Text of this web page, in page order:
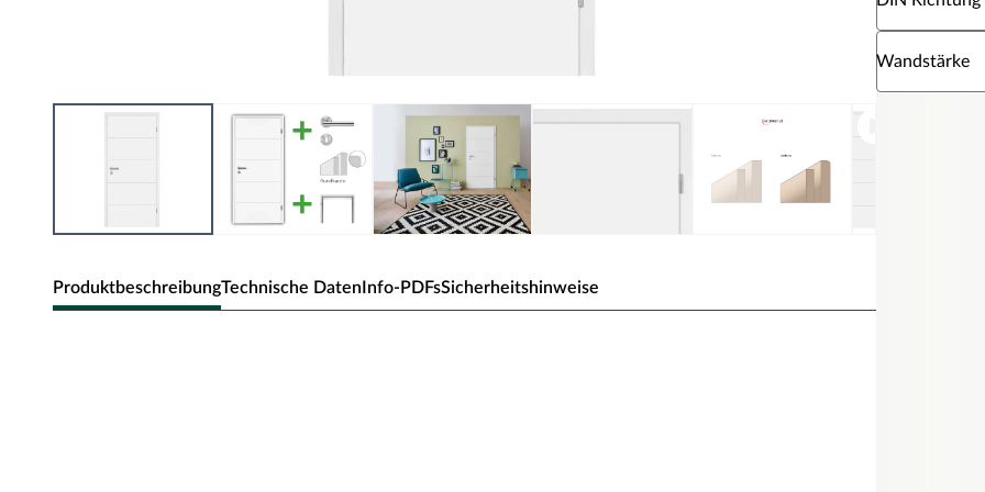
ProduktbeschreibungTechnische DatenInfo-PDFsSicherheitshinweise
Wandstärke